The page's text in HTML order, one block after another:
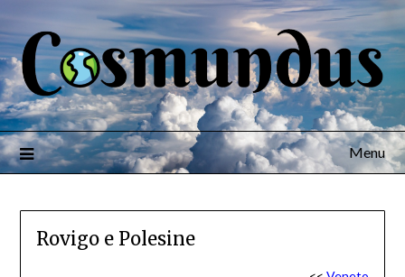
Menu
Rovigo e Polesine